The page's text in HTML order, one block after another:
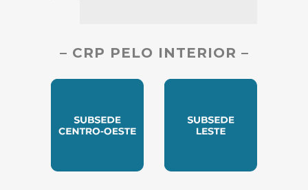
– CRP PELO INTERIOR –